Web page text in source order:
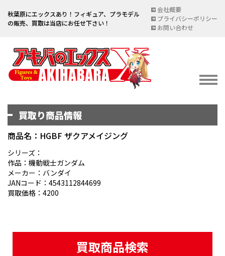
秋葉原にエックスあり！フィギュア、プラモデル
の販売、買取は当店にお任せ下さい！
会社概要
プライバシーポリシー
お問い合わせ
イベント情報
宅配買取のご案内
DELIVERY PURCHASE
買取お申し込み
ASSESSMENT
買取り商品情報
商品名：HGBF ザクアメイジング
シリーズ：
作品：機動戦士ガンダム
メーカー：バンダイ
JANコード：4543112844699
買取価格：4200
買取商品検索